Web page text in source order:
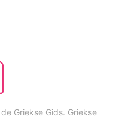
Griekse Gids. Griekse